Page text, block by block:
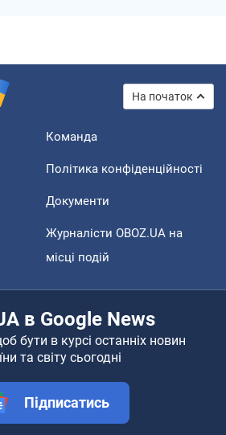
На початок
Команда
Політика конфіденційності
Документи
Журналісти OBOZ.UA на
місці подій
в Google News
бути в курсі останніх новин
та світу сьогодні
Підписатись